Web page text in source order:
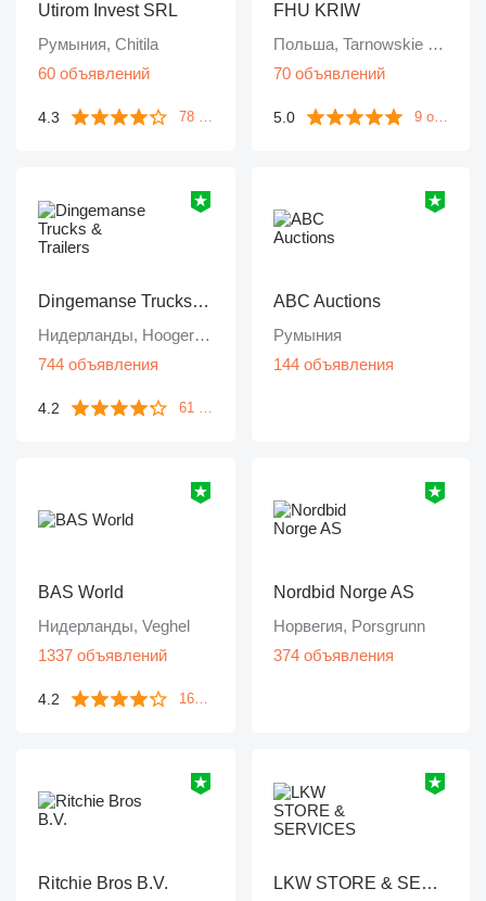
Utirom Invest SRL
Румыния, Chitila
60 объявлений
4.3 78 отзывов
FHU KRIW
Польша, Tarnowskie Góry
70 объявлений
5.0 9 отзывов
Dingemanse Trucks & Trailers
Нидерланды, Hoogerheide
744 объявления
4.2 61 отзыв
ABC Auctions
Румыния
144 объявления
BAS World
Нидерланды, Veghel
1337 объявлений
4.2 1671 отзыв
Nordbid Norge AS
Норвегия, Porsgrunn
374 объявления
Ritchie Bros B.V.
LKW STORE & SERVICES